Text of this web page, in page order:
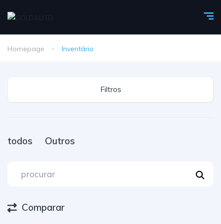
Homepage Inventário
Filtros
todos Outros
Comparar